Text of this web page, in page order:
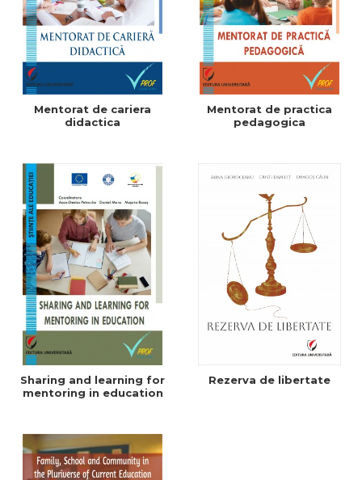
Mentorat de cariera
didactica
Mentorat de practica
pedagogica
Sharing and learning for
mentoring in education
Rezerva de libertate